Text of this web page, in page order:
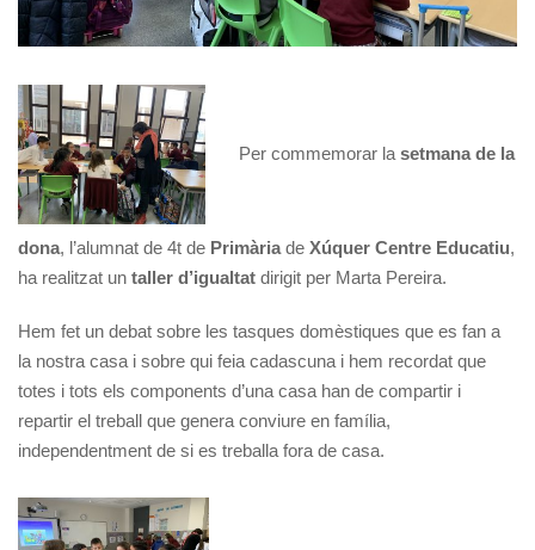
Per commemorar la setmana de la
dona, l’alumnat de 4t de Primària de Xúquer Centre Educatiu,
ha realitzat un taller d’igualtat dirigit per Marta Pereira.
Hem fet un debat sobre les tasques domèstiques que es fan a
la nostra casa i sobre qui feia cadascuna i hem recordat que
totes i tots els components d’una casa han de compartir i
repartir el treball que genera conviure en família,
independentment de si es treballa fora de casa.